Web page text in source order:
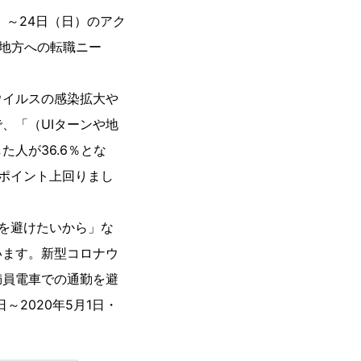
～24日（日）のアク
方への転職ニー
ルスの感染拡大や
「（UIターンや地
人が36.6％とな
イント上回りまし
避けたいから」な
す。新型コロナウ
電車での通勤を避
2020年5月1日・